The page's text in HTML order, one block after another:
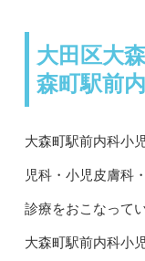
大田区大
森町駅前
大森町駅前内科小
児科・小児皮膚科
診療をおこなって
大森町駅前内科小